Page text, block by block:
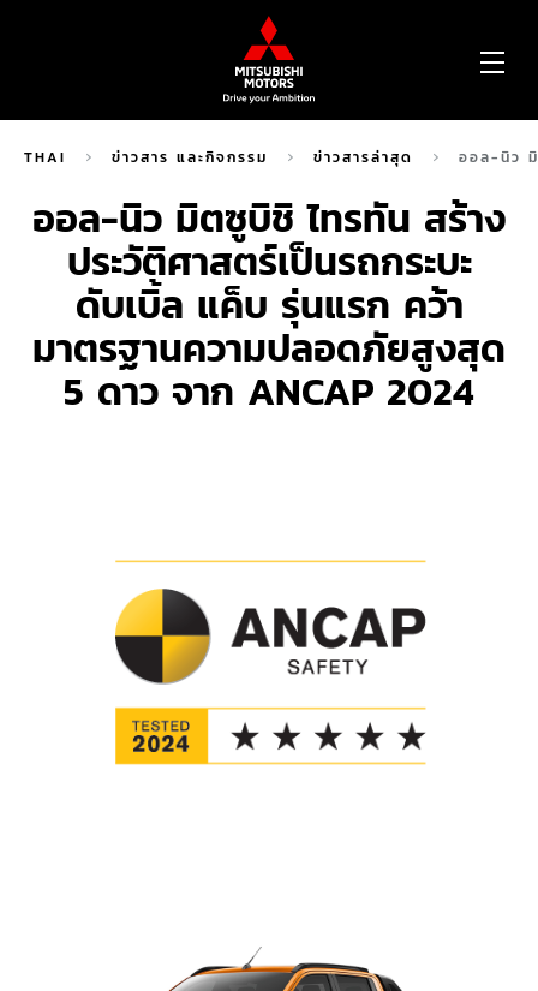
THAI ข่าวสาร และกิจกรรม ข่าวสารล่าสุด ออล-นิว
ออล-นิว มิตซูบิชิ ไทรทัน สร้าง
ประวัติศาสตร์เป็นรถกระบะ
ดับเบิ้ล แค็บ รุ่นแรก คว้า
มาตรฐานความปลอดภัยสูงสุด
5 ดาว จาก ANCAP 2024